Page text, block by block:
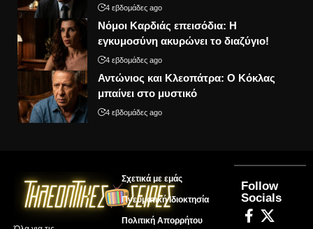
4 εβδομάδες ago
Νόμοι Καρδιάς επεισόδια: Η
εγκυμοσύνη ακυρώνει το διαζύγιο!
4 εβδομάδες ago
Αντώνιος και Κλεοπάτρα: Ο Κόκλας
μπαίνει στο μυστικό
4 εβδομάδες ago
Σχετικά με εμάς
Πνευματική Ιδιοκτησία
Πολιτική Απορρήτου
Follow
Socials